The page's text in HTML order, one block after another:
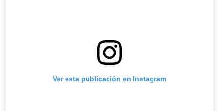
Ver esta publicación en Instagram